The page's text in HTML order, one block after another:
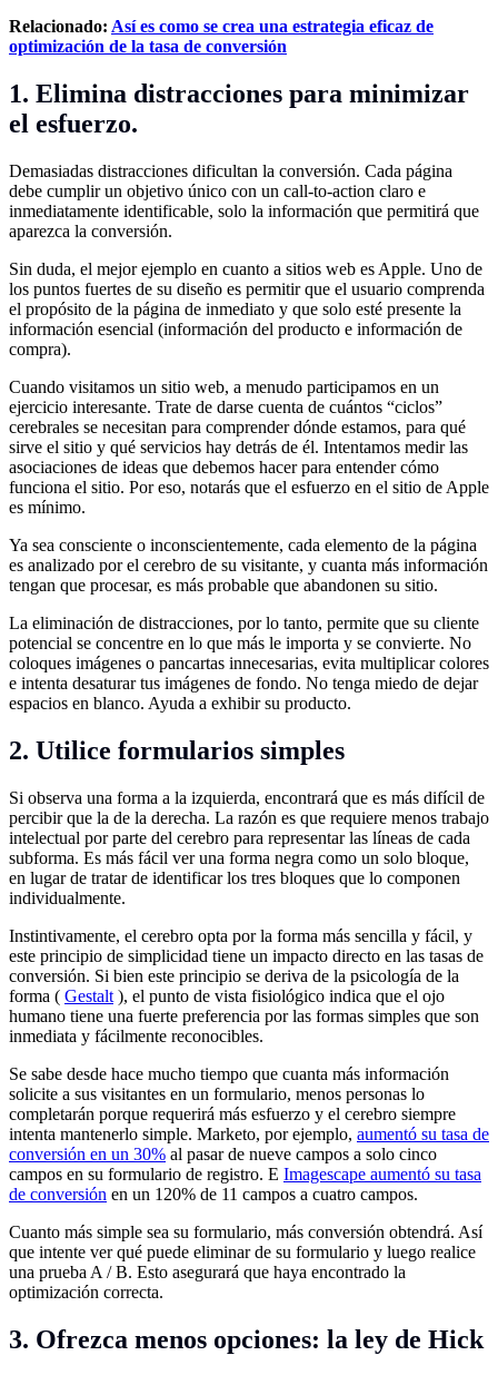
Relacionado: Así es como se crea una estrategia eficaz de
optimización de la tasa de conversión
1. Elimina distracciones para minimizar
el esfuerzo.
Demasiadas distracciones dificultan la conversión. Cada página
debe cumplir un objetivo único con un call-to-action claro e
inmediatamente identificable, solo la información que permitirá que
aparezca la conversión.
Sin duda, el mejor ejemplo en cuanto a sitios web es Apple. Uno de
los puntos fuertes de su diseño es permitir que el usuario comprenda
el propósito de la página de inmediato y que solo esté presente la
información esencial (información del producto e información de
compra).
Cuando visitamos un sitio web, a menudo participamos en un
ejercicio interesante. Trate de darse cuenta de cuántos “ciclos”
cerebrales se necesitan para comprender dónde estamos, para qué
sirve el sitio y qué servicios hay detrás de él. Intentamos medir las
asociaciones de ideas que debemos hacer para entender cómo
funciona el sitio. Por eso, notarás que el esfuerzo en el sitio de Apple
es mínimo.
Ya sea consciente o inconscientemente, cada elemento de la página
es analizado por el cerebro de su visitante, y cuanta más información
tengan que procesar, es más probable que abandonen su sitio.
La eliminación de distracciones, por lo tanto, permite que su cliente
potencial se concentre en lo que más le importa y se convierte. No
coloques imágenes o pancartas innecesarias, evita multiplicar colores
e intenta desaturar tus imágenes de fondo. No tenga miedo de dejar
espacios en blanco. Ayuda a exhibir su producto.
2. Utilice formularios simples
Si observa una forma a la izquierda, encontrará que es más difícil de
percibir que la de la derecha. La razón es que requiere menos trabajo
intelectual por parte del cerebro para representar las líneas de cada
subforma. Es más fácil ver una forma negra como un solo bloque,
en lugar de tratar de identificar los tres bloques que lo componen
individualmente.
Instintivamente, el cerebro opta por la forma más sencilla y fácil, y
este principio de simplicidad tiene un impacto directo en las tasas de
conversión. Si bien este principio se deriva de la psicología de la
forma ( Gestalt ), el punto de vista fisiológico indica que el ojo
humano tiene una fuerte preferencia por las formas simples que son
inmediata y fácilmente reconocibles.
Se sabe desde hace mucho tiempo que cuanta más información
solicite a sus visitantes en un formulario, menos personas lo
completarán porque requerirá más esfuerzo y el cerebro siempre
intenta mantenerlo simple. Marketo, por ejemplo, aumentó su tasa de
conversión en un 30% al pasar de nueve campos a solo cinco
campos en su formulario de registro. E Imagescape aumentó su tasa
de conversión en un 120% de 11 campos a cuatro campos.
Cuanto más simple sea su formulario, más conversión obtendrá. Así
que intente ver qué puede eliminar de su formulario y luego realice
una prueba A / B. Esto asegurará que haya encontrado la
optimización correcta.
3. Ofrezca menos opciones: la ley de Hick